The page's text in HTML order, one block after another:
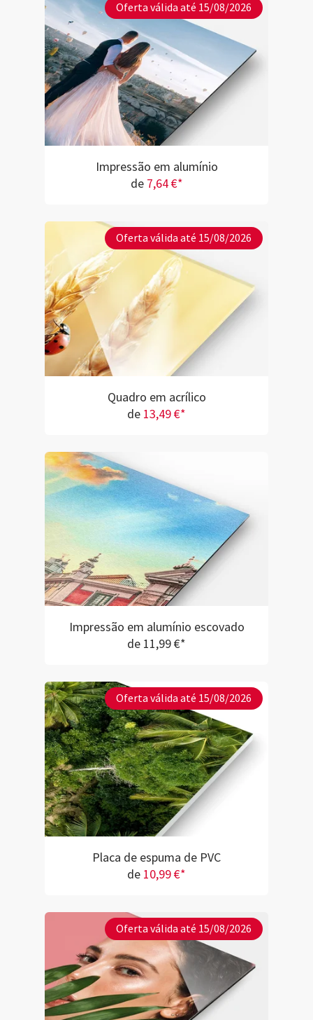
Oferta válida até 15/08/2026
Impressão em alumínio
de 7,64 €*
Oferta válida até 15/08/2026
Quadro em acrílico
de 13,49 €*
Impressão em alumínio escovado
de 11,99 €*
Oferta válida até 15/08/2026
Placa de espuma de PVC
de 10,99 €*
Oferta válida até 15/08/2026